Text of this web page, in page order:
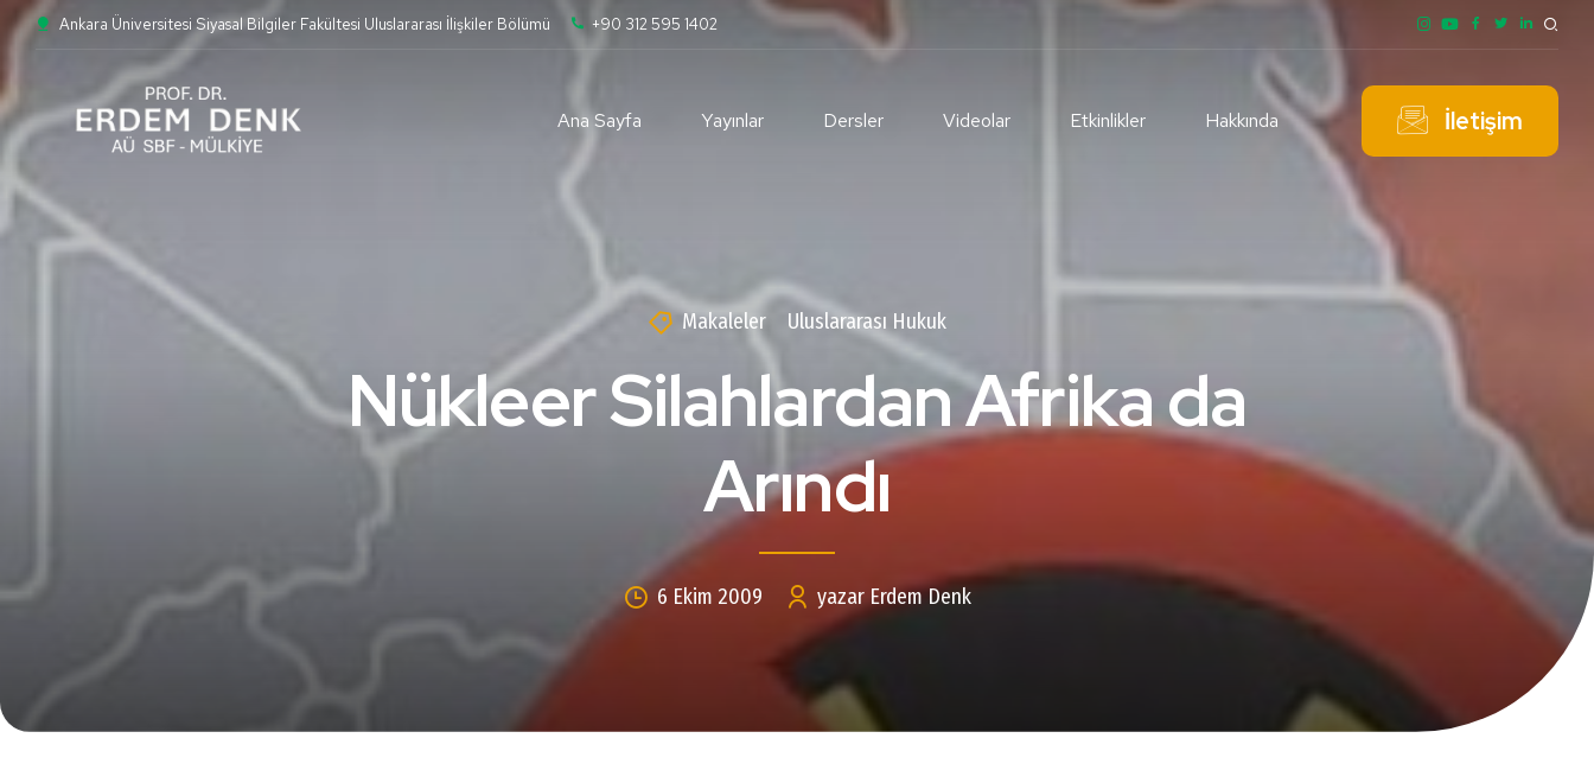
Ankara Üniversitesi Siyasal Bilgiler Fakültesi Uluslararası İlişkiler Bölümü +90 312 595 1402
İletişim
Ana Sayfa Yayınlar Dersler Videolar Etkinlikler Hakkında
Makaleler Uluslararası Hukuk
Nükleer Silahlardan Afrika da
Arındı
6 Ekim 2009 yazar Erdem Denk